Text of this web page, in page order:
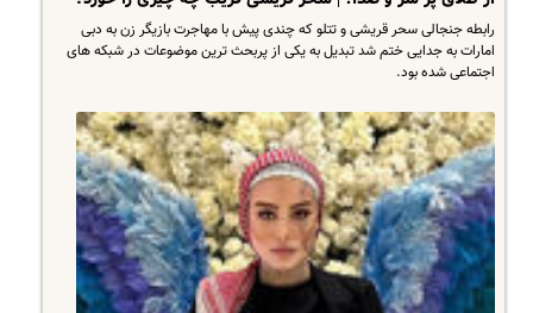
رابطه جنجالی سحر قریشی و تتلو که چندی پیش با مهاجرت بازیگر زن به دبی
امارات به جدایی ختم شد تبدیل به یکی از پربحث ترین موضوعات در شبکه های
اجتماعی شده بود.